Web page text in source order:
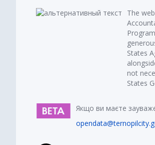
The
States
not
States
Якщо ви маєте